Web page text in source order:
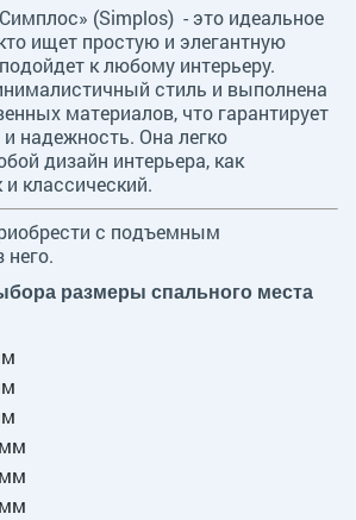
(Simplos) - это идеальное
ищет простую и элегантную
к любому интерьеру.
стиль и выполнена
материалов, что гарантирует
надежность. Она легко
дизайн интерьера, как
классический.
с подъемным
размеры спального места